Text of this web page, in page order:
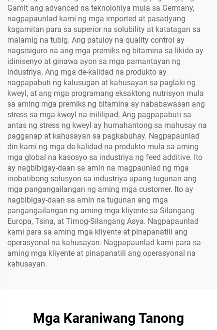
Gamit ang advanced na teknolohiya mula sa Germany,
nagpapaunlad kami ng mga imported at pasadyang
kagamitan para sa superior na solubility at katatagan sa
malamig na tubig. Ang patuloy na quality control ay
nagsisiguro na ang mga premiks ng bitamina sa likido ay
idinisenyo at ginawa ayon sa mga pamantayan ng
industriya. Ang mga de-kalidad na produkto ay
nagpapabuti ng kalusugan at kahusayan sa paglaki ng
kweyl, at ang mga programang eksaktong nutrisyon mula
sa aming mga premiks ng bitamina ay nababawasan ang
stress sa mga kweyl na inililipad. Ang pagpapabuti sa
antas ng stress ng kweyl ay humahantong sa mahusay na
pagganap at kahusayan sa pagkabuhay. Nagpapaunlad
din kami ng mga de-kalidad na produkto mula sa aming
mga global na kasosyo sa industriya ng feed additive. Ito
ay nagbibigay-daan sa amin na magpaunlad ng mga
inobatibong solusyon sa industriya upang tugunan ang
mga pangangailangan ng aming mga customer. Ito ay
nagbibigay-daan sa amin na tugunan ang mga
pangangailangan ng aming mga kliyente sa Silangang
Europa, Tsina, at Timog-Silangang Asya. Nagpapaunlad
kami para sa aming mga kliyente at pinapanatili ang
operasyonal na kahusayan. Nagpapaunlad kami para sa
aming mga kliyente at pinapanatili ang operasyonal na
kahusayan.
Mga Karaniwang Tanong